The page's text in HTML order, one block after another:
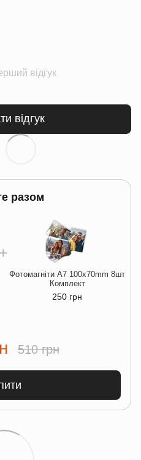
відгук
відгук
разом
Фотомагніти A7 100x70mm 8шт
Комплект
250 грн
510 грн